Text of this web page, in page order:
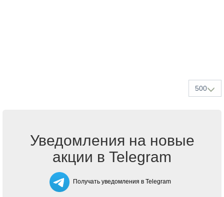
500
Уведомления на новые
акции в Telegram
Получать уведомления в Telegram